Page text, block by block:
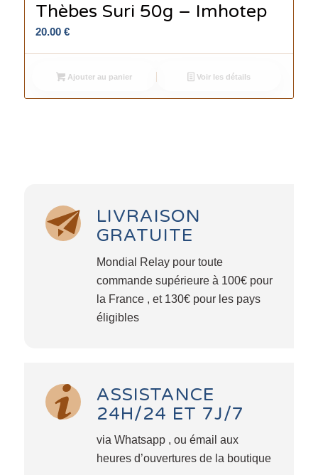
Thèbes Suri 50g – Imhotep
20.00 €
Ajouter au panier Voir les détails
LIVRAISON
GRATUITE
Mondial Relay pour toute
commande supérieure à 100€ pour
la France , et 130€ pour les pays
éligibles
ASSISTANCE
24H/24 ET 7J/7
via Whatsapp , ou émail aux
heures d’ouvertures de la boutique